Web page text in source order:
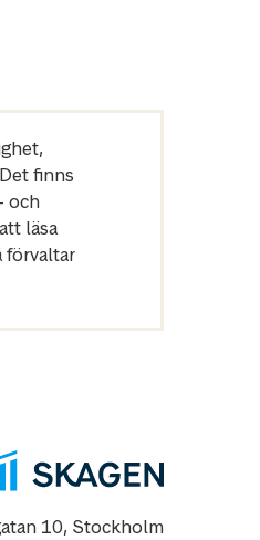
finns
och
läsa
förvaltar
10, Stockholm